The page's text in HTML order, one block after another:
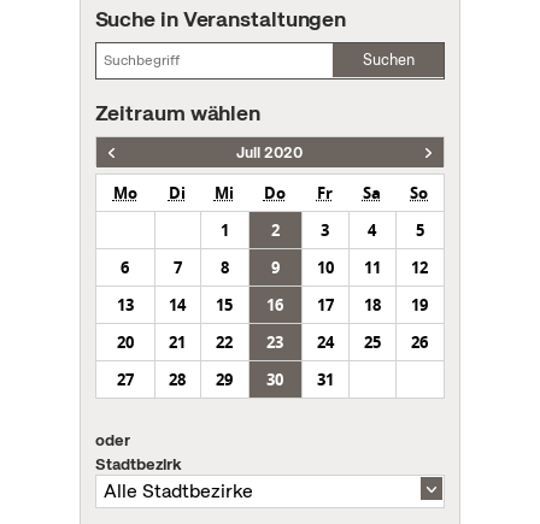
Suche in Veranstaltungen
Suchen
Zeitraum wählen
Juli 2020
Mo Di Mi Do Fr Sa
So
1
2 3 4
5
6
7 8 9 10 11
12
13
14 15 16 17 18
19
20
21 22 23 24 25
26
27
28 29 30 31
oder
Stadtbezirk